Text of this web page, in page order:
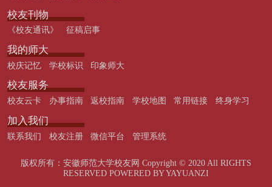
校友刊物
《校友通讯》 征稿启事
我的师大
校庆记忆 学校标识 印象师大
校友服务
校友云卡 办事指南 返校指南 学校地图 常用链接 终身学习
加入我们
联系我们 校友注册 微信平台 管理系统
版权所有：安徽师范大学校友网 Copyright © 2020 All RIGHTS
RESERVED POWERED BY YAYUANZI